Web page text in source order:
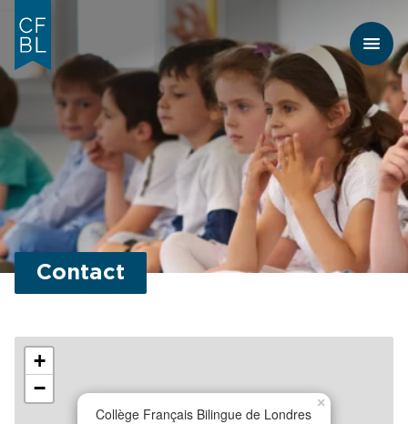
Contact
Collège Français Bilingue de Londres
×
+
−